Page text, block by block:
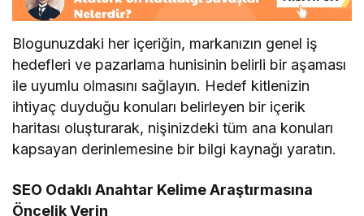
Blogunuzdaki her içeriğin, markanızın genel iş
hedefleri ve pazarlama hunisinin belirli bir aşaması
ile uyumlu olmasını sağlayın. Hedef kitlenizin
ihtiyaç duyduğu konuları belirleyen bir içerik
haritası oluşturarak, nişinizdeki tüm ana konuları
kapsayan derinlemesine bir bilgi kaynağı yaratın.
SEO Odaklı Anahtar Kelime Araştırmasına
Öncelik Verin